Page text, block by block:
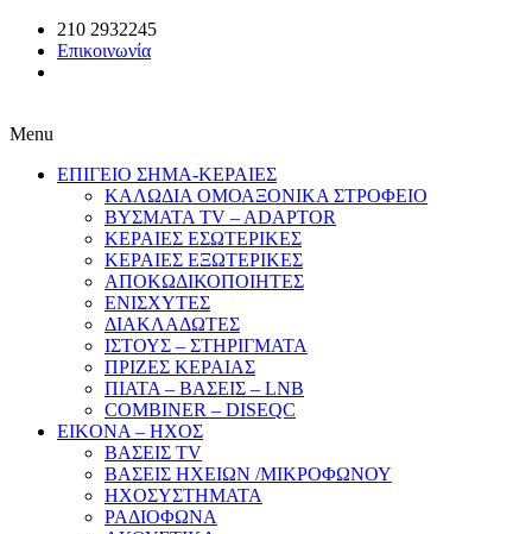
210 2932245
Επικοινωνία
Menu
ΕΠΙΓΕΙΟ ΣΗΜΑ-ΚΕΡΑΙΕΣ
ΚΑΛΩΔΙΑ ΟΜΟΑΞΟΝΙΚΑ ΣΤΡΟΦΕΙΟ
ΒΥΣΜΑΤΑ TV – ADAPTOR
ΚΕΡΑΙΕΣ ΕΣΩΤΕΡΙΚΕΣ
ΚΕΡΑΙΕΣ ΕΞΩΤΕΡΙΚΕΣ
ΑΠΟΚΩΔΙΚΟΠΟΙΗΤΕΣ
ΕΝΙΣΧΥΤΕΣ
ΔΙΑΚΛΑΔΩΤΕΣ
ΙΣΤΟΥΣ – ΣΤΗΡΙΓΜΑΤΑ
ΠΡΙΖΕΣ ΚΕΡΑΙΑΣ
ΠΙΑΤΑ – ΒΑΣΕΙΣ – LNB
COMBINER – DISEQC
EIKONA – ΗΧΟΣ
ΒΑΣΕΙΣ TV
ΒΑΣΕΙΣ ΗΧΕΙΩΝ /ΜΙΚΡΟΦΩΝΟΥ
ΗΧΟΣΥΣΤΗΜΑΤΑ
ΡΑΔΙΟΦΩΝΑ